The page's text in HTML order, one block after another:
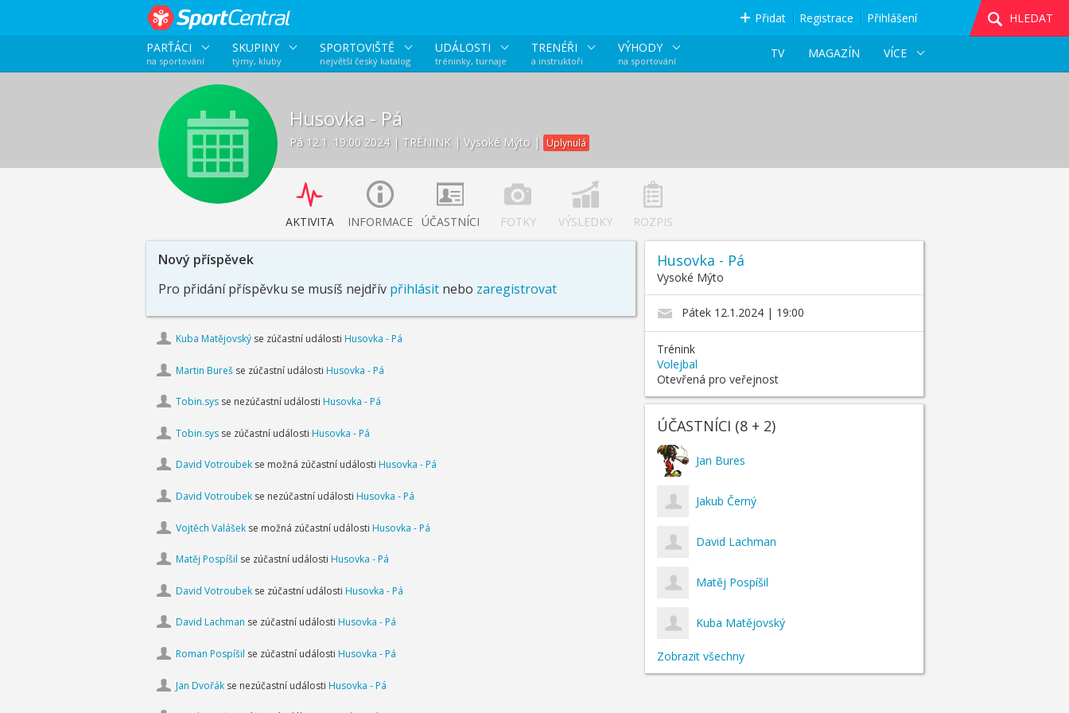
Přidat Registrace Přihlášení
HLEDAT
PARŤÁCI
na sportování
SKUPINY
týmy, kluby
SPORTOVIŠTĚ
největší český katalog
UDÁLOSTI
tréninky, turnaje
TRENÉŘI
a instruktoři
VÝHODY
na sportování
VÍCE
MAGAZÍN
TV
Husovka - Pá
Pá 12.1. 19:00 2024 | TRÉNINK | Vysoké Mýto | Uplynulá
AKTIVITA INFORMACE ÚČASTNÍCI FOTKY VÝSLEDKY ROZPIS
Nový příspěvek
Pro přidání příspěvku se musíš nejdřív přihlásitnebo zaregistrovat
Kuba Matějovskýse zúčastní události Husovka - Pá
Martin Burešse zúčastní události Husovka - Pá
Tobin.sysse nezúčastní události Husovka - Pá
Tobin.sysse zúčastní události Husovka - Pá
David Votroubekse možná zúčastní události Husovka - Pá
David Votroubekse nezúčastní události Husovka - Pá
Vojtěch Valášekse možná zúčastní události Husovka - Pá
Matěj Pospíšil se zúčastní události Husovka - Pá
David Votroubekse zúčastní události Husovka - Pá
David Lachman se zúčastní události Husovka - Pá
Roman Pospíšil se zúčastní události Husovka - Pá
Jan Dvořákse nezúčastní události Husovka - Pá
Husovka - Pá
Vysoké Mýto
Pátek 12.1.2024 | 19:00
Trénink
Volejbal
Otevřená pro veřejnost
ÚČASTNÍCI (8 + 2)
Jan Bures
Jakub Černý
David Lachman
Matěj Pospíšil
Kuba Matějovský
Zobrazit všechny